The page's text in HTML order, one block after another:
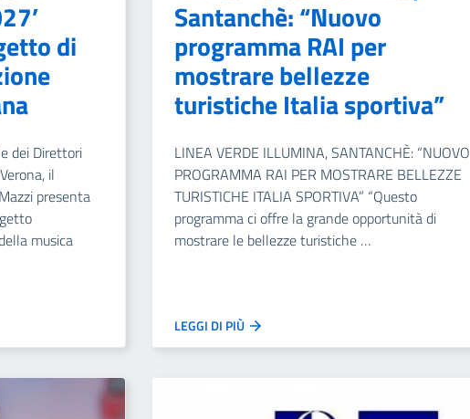
di
dei Direttori
il
presenta
musica
Santanchè: “Nuovo
programma RAI per
mostrare bellezze
turistiche Italia sportiva”
LINEA VERDE ILLUMINA, SANTANCHÈ: “NUOVO
PROGRAMMA RAI PER MOSTRARE BELLEZZE
TURISTICHE ITALIA SPORTIVA” “Questo
programma ci offre la grande opportunità di
mostrare le bellezze turistiche …
LEGGI DI PIÙ